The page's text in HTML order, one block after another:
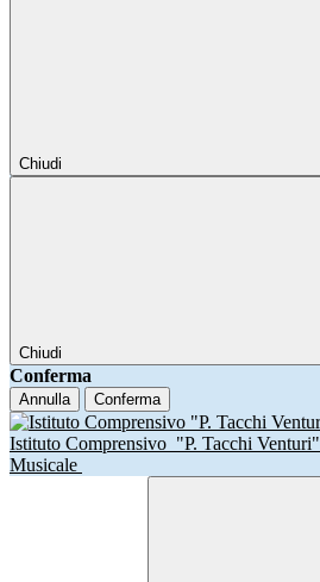
Chiudi
Chiudi
Conferma
Annulla Conferma
Istituto Comprensivo "P. Tacchi Venturi"
Musicale